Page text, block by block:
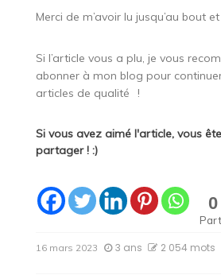
Merci de m’avoir lu jusqu’au bout
Si l’article vous a plu, je vous
abonner à mon blog pour
articles de qualité
!
Si vous avez aimé l'article, vous
partager ! :)
0
16 mars 2023 3 ans 2 054 mots